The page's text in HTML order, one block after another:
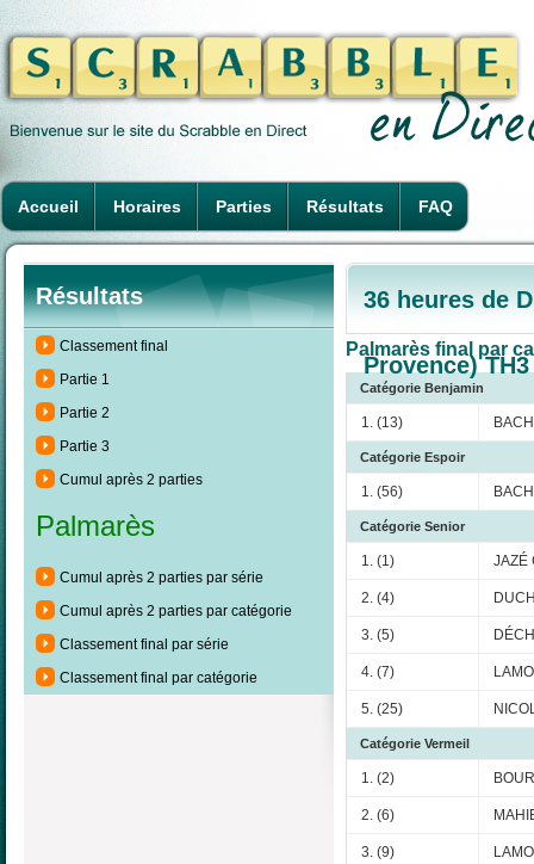
Accueil Horaires Parties Résultats FAQ
Résultats
Classement final
Partie 1
Partie 2
Partie 3
Cumul après 2 parties
Palmarès
Cumul après 2 parties par série
Cumul après 2 parties par catégorie
Classement final par série
Classement final par catégorie
36 heures de
Provence) TH3
Palmarès final par
Catégorie Benjamin
1. (13)
Catégorie Espoir
1. (56)
Catégorie Senior
1. (1) JAZÉ
2. (4)
3. (5)
4. (7)
5. (25)
Catégorie Vermeil
1. (2)
2. (6)
3. (9)